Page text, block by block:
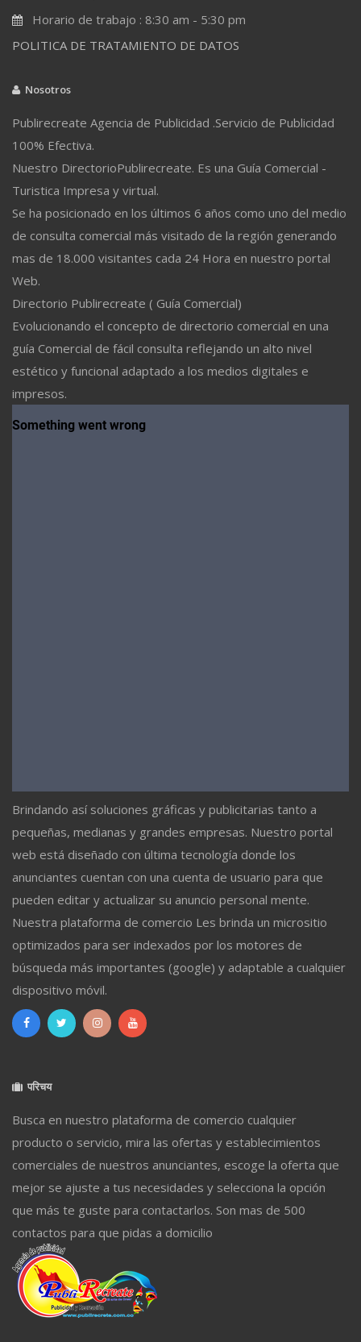
Horario de trabajo : 8:30 am - 5:30 pm
POLITICA DE TRATAMIENTO DE DATOS
Nosotros
Publirecreate Agencia de Publicidad .Servicio de Publicidad
100% Efectiva.
Nuestro DirectorioPublirecreate. Es una Guía Comercial -
Turistica Impresa y virtual.
Se ha posicionado en los últimos 6 años como uno del medio
de consulta comercial más visitado de la región generando
mas de 18.000 visitantes cada 24 Hora en nuestro portal
Web.
Directorio Publirecreate ( Guía Comercial)
Evolucionando el concepto de directorio comercial en una
guía Comercial de fácil consulta reflejando un alto nivel
estético y funcional adaptado a los medios digitales e
impresos.
Brindando así soluciones gráficas y publicitarias tanto a
pequeñas, medianas y grandes empresas. Nuestro portal
web está diseñado con última tecnología donde los
anunciantes cuentan con una cuenta de usuario para que
pueden editar y actualizar su anuncio personal mente.
Nuestra plataforma de comercio Les brinda un micrositio
optimizados para ser indexados por los motores de
búsqueda más importantes (google) y adaptable a cualquier
dispositivo móvil.
परिचय
Busca en nuestro plataforma de comercio cualquier
producto o servicio, mira las ofertas y establecimientos
comerciales de nuestros anunciantes, escoge la oferta que
mejor se ajuste a tus necesidades y selecciona la opción
que más te guste para contactarlos. Son mas de 500
contactos para que pidas a domicilio